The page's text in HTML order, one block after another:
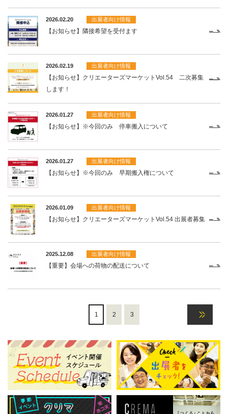
2026.02.20 出展者向け情報
【お知らせ】隣接希望を受付ます
2026.02.19 出展者向け情報
【お知らせ】クリエーターズマーケットVol.54 二次募集
します！
2026.01.27 出展者向け情報
【お知らせ】※今回のみ 停車搬入について
2026.01.27 出展者向け情報
【お知らせ】※今回のみ 早期搬入権について
2026.01.09 出展者向け情報
【お知らせ】クリエーターズマーケットVol.54 出展者募集
2025.12.08 出展者向け情報
【重要】会場への荷物の配送について
1 2 3